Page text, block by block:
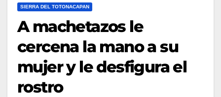
SIERRA DEL TOTONACAPAN
A machetazos le
cercena la mano a su
mujer y le desfigura el
rostro